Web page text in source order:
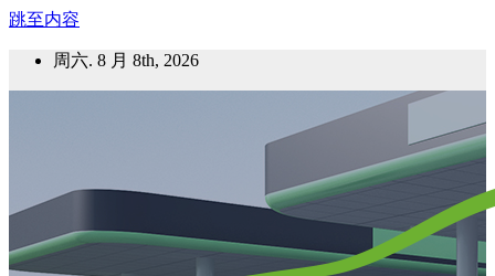
跳至内容
周六. 8 月 8th, 2026